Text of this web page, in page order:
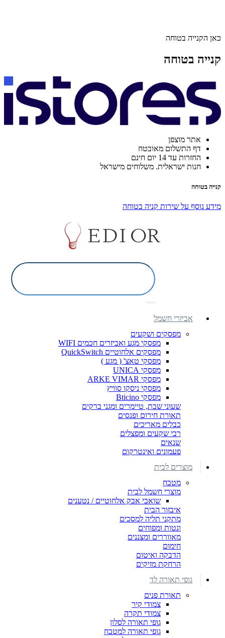
כאן הקנייה בטוחה
קנייה בטוחה
אתר מוצפן
דף התשלום מאובטח
החזרות עד 14 יום חינם
חנות ישראלית. משלוחים מישראל
קנייה בטוחה
מידע נוסף על שירות קניה בטוחה
אביזרי חשמל
מפסקים ושקעים
מפסקי מגע ואביזרים חכמים WIFI
מפסקים אלחוטיים QuickSwitch
מפסקי טאצ' ( מגע )
מפסקי UNICA
מפסקי ARKE VIMAR
מפסקי ניסקו סוויץ
מפסקי Bticino
שעוני שבת, טיימרים ומגני ברקים
תאורת חירום ופנסים
כבלים מאריכים
רבי שקעים ומפצלים
שנאים
פעמונים ואינטרקום
מוצרים לבית
מטבח
מוצרי חשמל לבית
שואבי אבק אלחוטיים / נטענים
איבזור הבית
מתקני תליה למסכים
ונטות ומפוחים
מאווררים ומצננים
חימום
הדבקה ואיטום
הרחקת מזיקים
גופי תאורה לד
תאורת פנים
צמודי קיר
צמודי תקרה
גופי תאורה לסלון
גופי תאורה למטבח